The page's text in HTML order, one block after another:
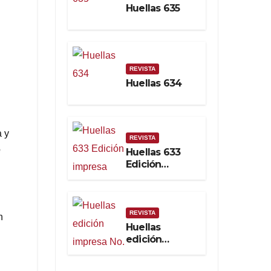
y
Real
Huellas 635
REVISTA
Huellas 634
REVISTA
Huellas 633
Edición
REVISTA
Huellas
edición